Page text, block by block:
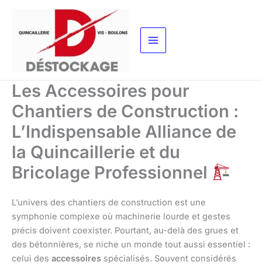
contenu
Les Accessoires pour
Chantiers de Construction :
L’Indispensable Alliance de
la Quincaillerie et du
Bricolage Professionnel
L’univers des chantiers de construction est une
symphonie complexe où machinerie lourde et gestes
précis doivent coexister. Pourtant, au-delà des grues et
des bétonnières, se niche un monde tout aussi essentiel :
celui des accessoires spécialisés. Souvent considérés